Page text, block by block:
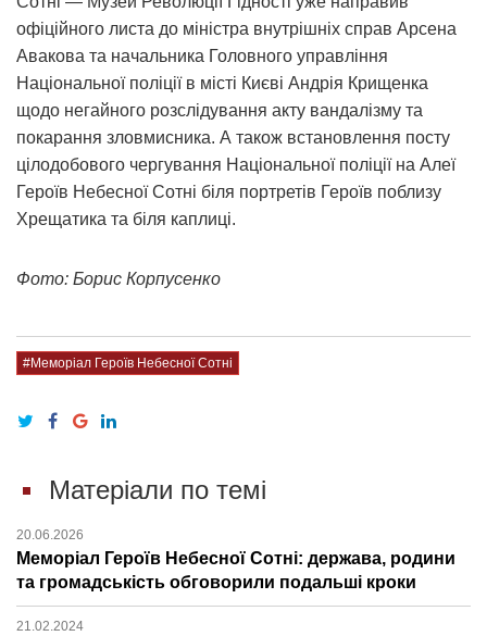
офіційного листа до міністра внутрішніх справ Арсена
Авакова та начальника Головного управління
Національної поліції в місті Києві Андрія Крищенка
щодо негайного розслідування акту вандалізму та
покарання зловмисника. А також встановлення посту
цілодобового чергування Національної поліції на Алеї
Героїв Небесної Сотні біля портретів Героїв поблизу
Хрещатика та біля каплиці.
Фото: Борис Корпусенко
#Меморіал Героїв Небесної Сотні
Матеріали по темі
20.06.2026
Меморіал Героїв Небесної Сотні: держава, родини
та громадськість обговорили подальші кроки
21.02.2024